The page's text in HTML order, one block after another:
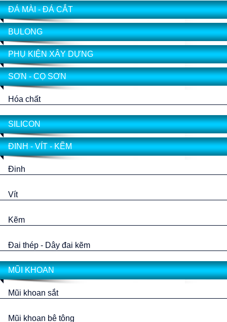
ĐÁ MÀI - ĐÁ CẮT
BULONG
PHỤ KIỆN XÂY DỰNG
SƠN - CỌ SƠN
Hóa chất
SILICON
ĐINH - VÍT - KẼM
Đinh
Vít
Kẽm
Đai thép - Dây đai kẽm
MŨI KHOAN
Mũi khoan sắt
Mũi khoan bê tông